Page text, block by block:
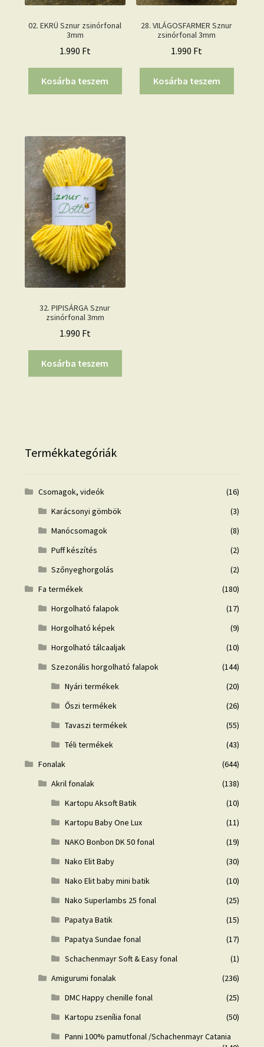
02. EKRÜ Sznur zsinórfonal
3mm
1.990 Ft
Kosárba teszem
28. VILÁGOSFARMER Sznur
zsinórfonal 3mm
1.990 Ft
Kosárba teszem
32. PIPISÁRGA Sznur
zsinórfonal 3mm
1.990 Ft
Kosárba teszem
Termékkategóriák
Csomagok, videók
(16)
Karácsonyi gömbök
(3)
Manócsomagok
(8)
Puff készítés
(2)
Szőnyeghorgolás
(2)
Fa termékek
(180)
Horgolható falapok
(17)
Horgolható képek
(9)
Horgolható tálcaaljak
(10)
Szezonális horgolható falapok
(144)
Nyári termékek
(20)
Őszi termékek
(26)
Tavaszi termékek
(55)
Téli termékek
(43)
Fonalak
(644)
Akril fonalak
(138)
Kartopu Aksoft Batik
(10)
Kartopu Baby One Lux
(11)
NAKO Bonbon DK 50 fonal
(19)
Nako Elit Baby
(30)
Nako Elit baby mini batik
(10)
Nako Superlambs 25 fonal
(25)
Papatya Batik
(15)
Papatya Sundae fonal
(17)
Schachenmayr Soft & Easy fonal
(1)
Amigurumi fonalak
(236)
DMC Happy chenille fonal
(25)
Kartopu zsenília fonal
(50)
Panni 100% pamutfonal /Schachenmayr Catania